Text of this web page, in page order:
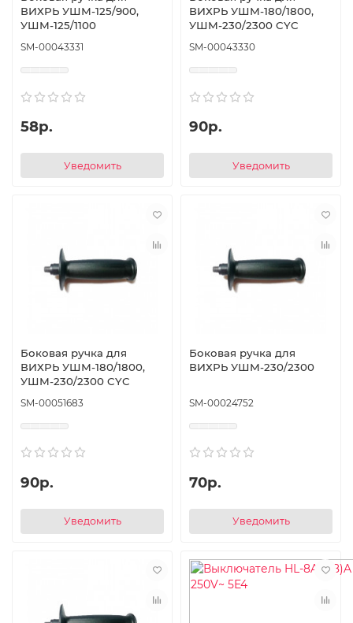
ВИХРЬ УШМ-125/900,
УШМ-125/1100
SM-00043331
58р.
Уведомить
ВИХРЬ УШМ-180/1800,
УШМ-230/2300 CYC
SM-00043330
90р.
Уведомить
Боковая ручка для
ВИХРЬ УШМ-180/1800,
УШМ-230/2300 CYC
SM-00051683
90р.
Уведомить
Боковая ручка для
ВИХРЬ УШМ-230/2300
SM-00024752
70р.
Уведомить